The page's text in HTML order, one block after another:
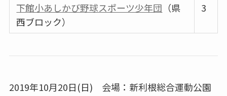
下館小あしかび野球スポーツ少年団 （県
西ブロック）
3
2019年10月20日(日) 会場：新利根総合運動公園